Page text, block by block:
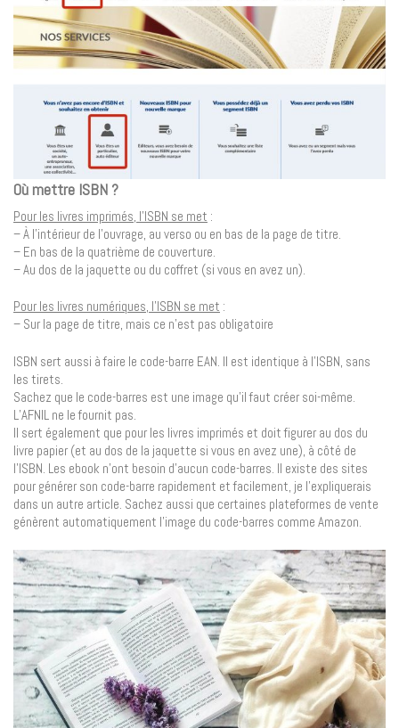
Où mettre ISBN ?
Pour les livres imprimés, l’ISBN se met :
– À l’intérieur de l’ouvrage, au verso ou en bas de la page de titre.
– En bas de la quatrième de couverture.
– Au dos de la jaquette ou du coffret (si vous en avez un).
Pour les livres numériques, l’ISBN se met :
– Sur la page de titre, mais ce n’est pas obligatoire
ISBN sert aussi à faire le code-barre EAN. Il est identique à l’ISBN, sans
les tirets.
Sachez que le code-barres est une image qu’il faut créer soi-même.
L’AFNIL ne le fournit pas.
Il sert également que pour les livres imprimés et doit figurer au dos du
livre papier (et au dos de la jaquette si vous en avez une), à côté de
l’ISBN. Les ebook n’ont besoin d’aucun code-barres. Il existe des sites
pour générer son code-barre rapidement et facilement, je l’expliquerais
dans un autre article. Sachez aussi que certaines plateformes de vente
génèrent automatiquement l’image du code-barres comme Amazon.